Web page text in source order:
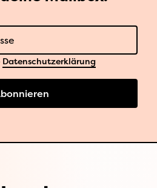
Datenschutzerklärung